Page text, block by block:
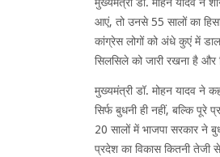
आएं, तो उनसे 55 सालों का
कांग्रेस लोगों को अंधे कुएं में
सिलसिले को जारी रखना है और
मुख्यमंत्री डॉ. मोहन यादव ने
सिर्फ बुधनी ही नहीं, बल्कि पूरे
20 सालों में भाजपा सरकार ने
प्रदेश का विकास कितनी